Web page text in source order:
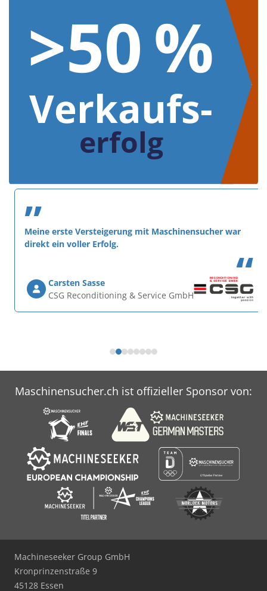
>50 %
Verkaufs-
erfolg
”
Meine erste Versteigerung mit Maschinensucher war
direkt ein voller Erfolg.
“
Carsten Sasse
CSG Reconditioning & Service GmbH
Maschinensucher.ch ist offizieller Sponsor von:
Machineseeker Group GmbH
Kronprinzenstraße 9
45128 Essen